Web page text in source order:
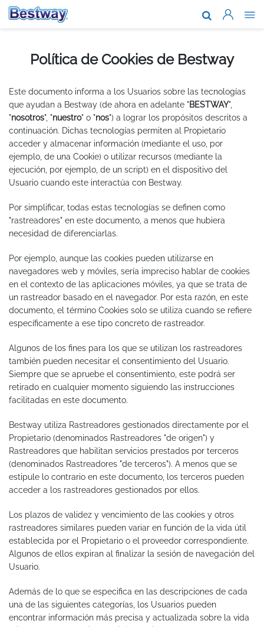
Nosotros
Dónde
Blog
Garantia
Política de Cookies de Bestway
Este documento informa a los Usuarios sobre las tecnologías
que ayudan a Bestway (de ahora en adelante "BESTWAY",
"nosotros", "nuestro" o "nos") a lograr los propósitos descritos a
continuación. Dichas tecnologías permiten al Propietario
acceder y almacenar información (mediante el uso, por
ejemplo, de una Cookie) o utilizar recursos (mediante la
ejecución, por ejemplo, de un script) en el dispositivo del
Usuario cuando este interactúa con Bestway.
Por simplificar, todas estas tecnologías se definen como
"rastreadores" en este documento, a menos que hubiera
necesidad de diferenciarlas.
Por ejemplo, aunque las cookies pueden utilizarse en
navegadores web y móviles, sería impreciso hablar de cookies
en el contexto de las aplicaciones móviles, ya que se trata de
un rastreador basado en el navegador. Por esta razón, en este
documento, el término Cookies solo se utiliza cuando se refiere
específicamente a ese tipo concreto de rastreador.
Algunos de los fines para los que se utilizan los rastreadores
también pueden necesitar el consentimiento del Usuario.
Siempre que se apruebe el consentimiento, este podrá ser
retirado en cualquier momento siguiendo las instrucciones
facilitadas en este documento.
Bestway utiliza Rastreadores gestionados directamente por el
Propietario (denominados Rastreadores "de origen") y
Rastreadores que habilitan servicios prestados por terceros
(denominados Rastreadores "de terceros"). A menos que se
estipule lo contrario en este documento, los terceros pueden
acceder a los rastreadores gestionados por ellos.
Los plazos de validez y vencimiento de las cookies y otros
rastreadores similares pueden variar en función de la vida útil
establecida por el Propietario o el proveedor correspondiente.
Algunos de ellos expiran al finalizar la sesión de navegación del
Usuario.
Además de lo que se especifica en las descripciones de cada
una de las siguientes categorías, los Usuarios pueden
encontrar información más precisa y actualizada sobre la vida